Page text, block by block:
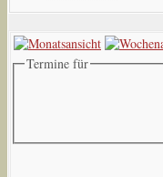
Termine für